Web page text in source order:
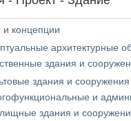
и концепции
архитектурные
здания и
здания и сооружения
и
здания и